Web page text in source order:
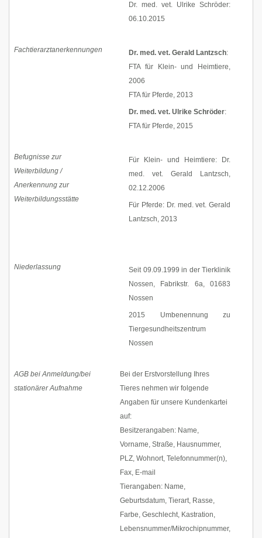
Dr. med. vet. Ulrike Schröder:
06.10.2015
Fachtierarztanerkennungen Dr. med. vet. Gerald Lantzsch:
FTA für Klein- und Heimtiere,
2006
FTA für Pferde, 2013
Dr. med. vet. Ulrike Schröder:
FTA für Pferde, 2015
Befugnisse zur
Weiterbildung /
Anerkennung zur
Weiterbildungsstätte
Für Klein- und Heimtiere: Dr.
med. vet. Gerald Lantzsch,
02.12.2006
Für Pferde: Dr. med. vet. Gerald
Lantzsch, 2013
Niederlassung
Seit 09.09.1999 in der Tierklinik
Nossen, Fabrikstr. 6a, 01683
Nossen
2015 Umbenennung zu
Tiergesundheitszentrum
Nossen
AGB bei Anmeldung/bei
stationärer Aufnahme
Bei der Erstvorstellung Ihres
Tieres nehmen wir folgende
Angaben für unsere Kundenkartei
auf:
Besitzerangaben: Name,
Vorname, Straße, Hausnummer,
PLZ, Wohnort, Telefonnummer(n),
Fax, E-mail
Tierangaben: Name,
Geburtsdatum, Tierart, Rasse,
Farbe, Geschlecht, Kastration,
Lebensnummer/Mikrochipnummer,